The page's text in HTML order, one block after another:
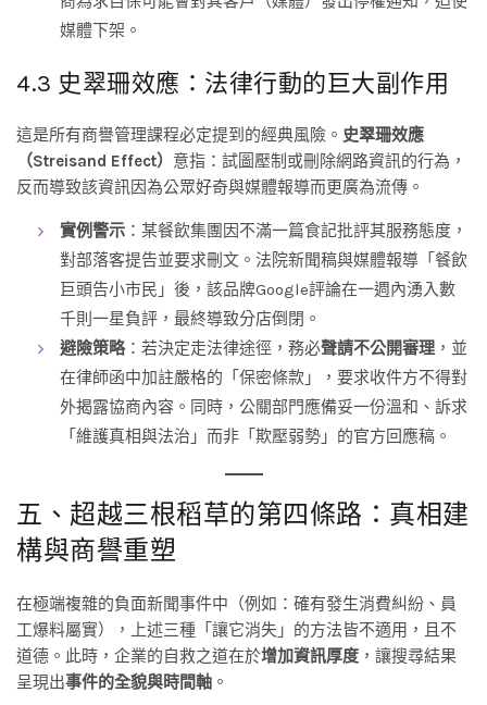
媒體下架。
4.3 史翠珊效應：法律行動的巨大副作用
這是所有商譽管理課程必定提到的經典風險。 史翠珊效應
（Streisand Effect） 意指：試圖壓制或刪除網路資訊的行為，
反而導致該資訊因為公眾好奇與媒體報導而更廣為流傳。
實例警示 ：某餐飲集團因不滿一篇食記批評其服務態度，
對部落客提告並要求刪文。法院新聞稿與媒體報導「餐飲
巨頭告小市民」後，該品牌Google評論在一週內湧入數
千則一星負評，最終導致分店倒閉。
避險策略：若決定走法律途徑，務必聲請不公開審理 ，並
在律師函中加註嚴格的「保密條款」，要求收件方不得對
外揭露協商內容。同時，公關部門應備妥一份溫和、訴求
「維護真相與法治」而非「欺壓弱勢」的官方回應稿。
五、超越三根稻草的第四條路：真相建
構與商譽重塑
在極端複雜的負面新聞事件中（例如：確有發生消費糾紛、員
工爆料屬實），上述三種「讓它消失」的方法皆不適用，且不
道德。此時，企業的自救之道在於增加資訊厚度 ，讓搜尋結果
呈現出事件的全貌與時間軸 。